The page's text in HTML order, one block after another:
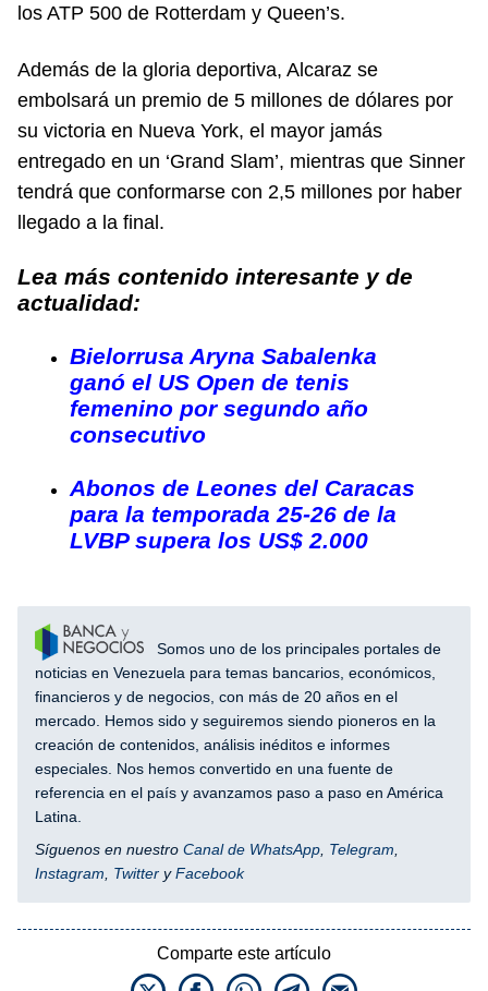
los ATP 500 de Rotterdam y Queen’s.
Además de la gloria deportiva, Alcaraz se
embolsará un premio de 5 millones de dólares por
su victoria en Nueva York, el mayor jamás
entregado en un ‘Grand Slam’, mientras que Sinner
tendrá que conformarse con 2,5 millones por haber
llegado a la final.
Lea más contenido interesante y de
actualidad:
Bielorrusa Aryna Sabalenka
ganó el US Open de tenis
femenino por segundo año
consecutivo
Abonos de Leones del Caracas
para la temporada 25-26 de la
LVBP supera los US$ 2.000
Somos uno de los principales portales de
noticias en Venezuela para temas bancarios, económicos,
financieros y de negocios, con más de 20 años en el
mercado. Hemos sido y seguiremos siendo pioneros en la
creación de contenidos, análisis inéditos e informes
especiales. Nos hemos convertido en una fuente de
referencia en el país y avanzamos paso a paso en América
Latina.
Síguenos en nuestro Canal de WhatsApp Telegram
Instagram
Twitter yFacebook
Comparte este artículo